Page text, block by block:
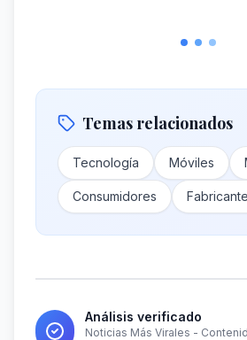
Temas relacionados
Tecnología Móviles
Consumidores
Análisis verificado
Noticias Más Virales -